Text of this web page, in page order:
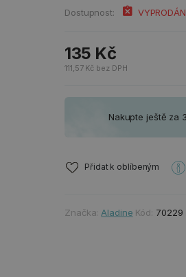
Dostupnost:
135 Kč
111,57 Kč bez DPH
Nakupte ještě za
Přidat k oblíbeným
Značka: Aladine Kód: 70229